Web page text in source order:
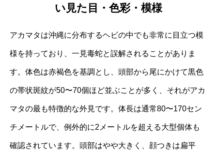
い見た目・色彩・模様
アカマタは沖縄に分布するヘビの中でも非常に目立つ模
様を持っており、一見毒蛇と誤解されることがありま
す。体色は赤褐色を基調とし、頭部から尾にかけて黒色
の帯状斑紋が50〜70個ほど並ぶことが多く、それがアカ
マタの最も特徴的な外見です。体長は通常80〜170セン
チメートルで、例外的に2メートルを超える大型個体も
確認されています。頭部はやや大きく、顔つきは扁平